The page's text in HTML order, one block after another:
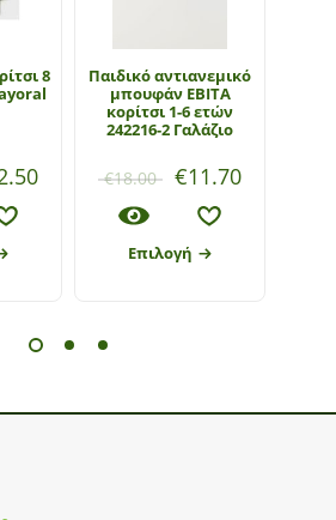
8
Παιδικό αντιανεμικό
μπουφάν ΕΒΙΤΑ
κορίτσι 1-6 ετών
242216-2 Γαλάζιο
€18.00 €11.70
Επιλογή